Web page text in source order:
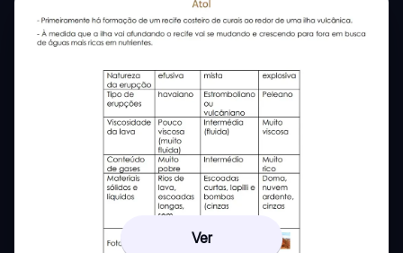
Ver